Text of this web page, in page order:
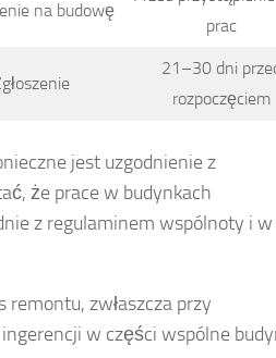
na budowę
prac
21–30 dni
rozpoczęciem
jest uzgodnienie z
że prace w budynkach
z regulaminem wspólnoty i w
remontu, zwłaszcza przy
w części wspólne